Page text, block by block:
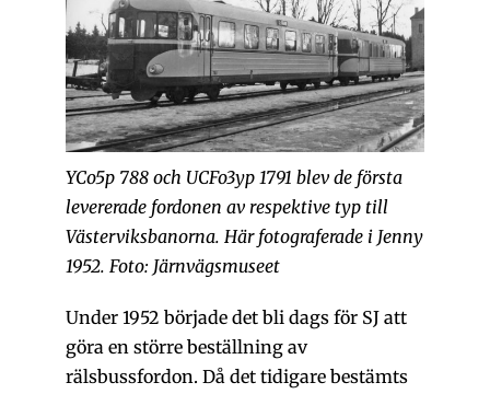
YCo5p 788 och UCFo3yp 1791 blev de första
levererade fordonen av respektive typ till
Västerviksbanorna. Här fotograferade i Jenny
1952. Foto: Järnvägsmuseet
Under 1952 började det bli dags för SJ att
göra en större beställning av
rälsbussfordon. Då det tidigare bestämts